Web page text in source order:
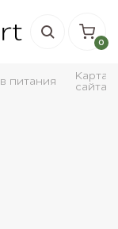
0
питания
Карта
сайта